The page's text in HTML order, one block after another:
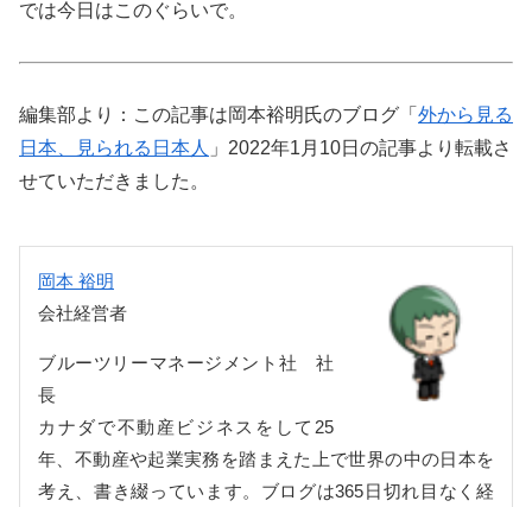
では今日はこのぐらいで。
編集部より：この記事は岡本裕明氏のブログ「 外から見る
日本、見られる日本人 」2022年1月10日の記事より転載さ
せていただきました。
岡本 裕明
会社経営者
ブルーツリーマネージメント社 社
長
カナダで不動産ビジネスをして25
年、不動産や起業実務を踏まえた上で世界の中の日本を
考え、書き綴っています。ブログは365日切れ目なく経